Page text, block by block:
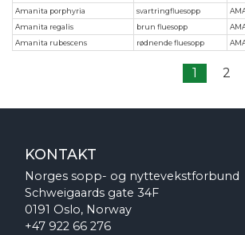
Amanita porphyria
svartringfluesopp
Amanita regalis
brun fluesopp
Amanita rubescens
rødnende fluesopp
1 2
KONTAKT
Norges sopp- og nyttevekstforbund
Schweigaards gate 34F
0191 Oslo, Norway
+47 922 66 276